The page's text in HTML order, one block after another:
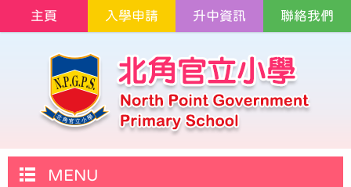
主頁 入學申請 升中資訊 聯絡我們
MENU